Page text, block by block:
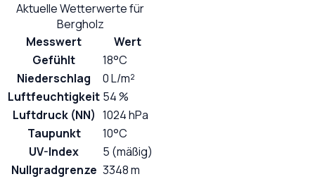
Aktuelle Wetterwerte für
Bergholz
Messwert
Wert
Gefühlt
18°C
Niederschlag
0 L/m²
Luftfeuchtigkeit 54 %
Luftdruck (NN) 1024 hPa
Taupunkt
10°C
UV-Index
5 (mäßig)
Nullgradgrenze 3348 m